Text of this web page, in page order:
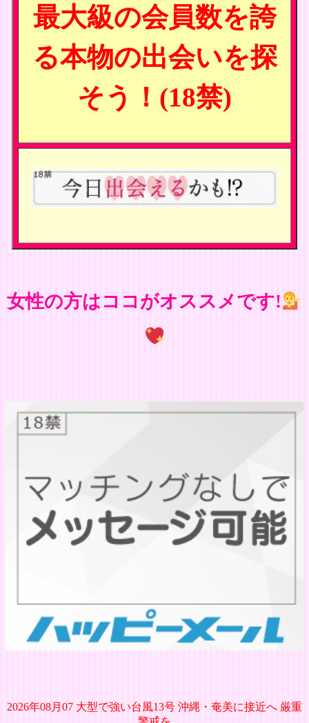
最大級の会員数を誇
る本物の出会いを探
そう！(18禁)
女性の方はココがオススメです!
2026年08月07 大型で強い台風13号 沖縄・奄美に接近へ 厳重